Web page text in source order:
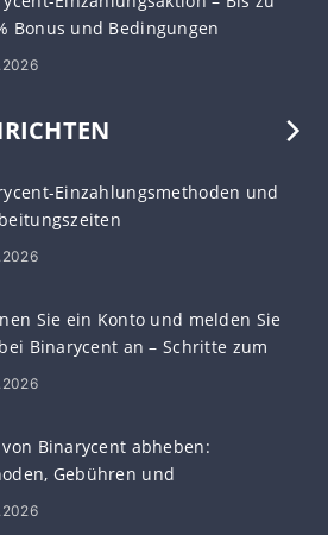
Bonus und Bedingungen
Einzahlungsmethoden und
Sie ein Konto und melden Sie
Binarycent an – Schritte zum
von Binarycent abheben:
Gebühren und